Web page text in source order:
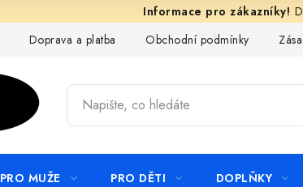
Doprava a platba Obchodní podmínky
PRO MUŽE PRO DĚTI DOPLŇKY